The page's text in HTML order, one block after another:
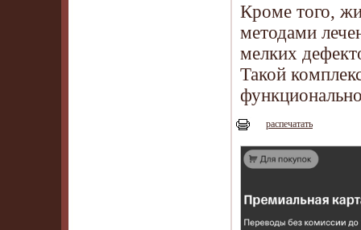
Кроме того,
методами
мелких
Такой
распечатать